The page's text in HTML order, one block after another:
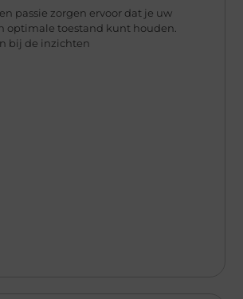
passie zorgen ervoor dat je uw
optimale toestand kunt houden.
bij de inzichten